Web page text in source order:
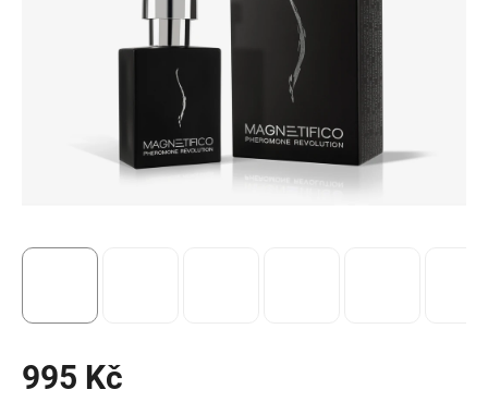
995 Kč